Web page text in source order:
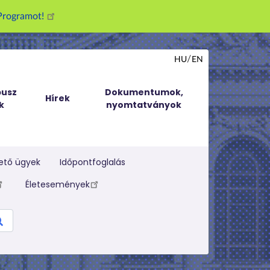
Hírek
Dokumentumok,
nyomtatványok
HU EN
ügyek
Időpontfoglalás
Életesemények